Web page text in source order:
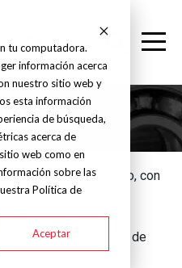
tu computadora.
información acerca
nuestro sitio web y
esta información
de búsqueda,
acerca de
web como en
sobre las
Política de
Aceptar
y de gran tamaño, con
solo montaje, están
para alcanzar largas
aeroespacial,
para la producción de